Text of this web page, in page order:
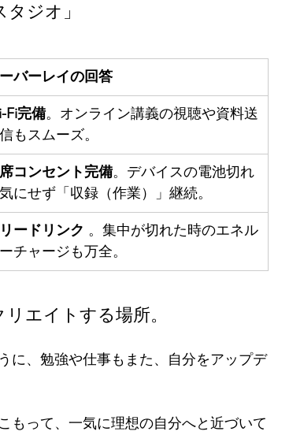
ジオ」
バーレイの回答
Fi完備。オンライン講義の視聴や資料送
もスムーズ。
コンセント完備。デバイスの電池切れ
にせず「収録（作業）」継続。
ードリンク 。集中が切れた時のエネル
チャージも万全。
エイトする場所。
に、勉強や仕事もまた、自分をアップデ
もって、一気に理想の自分へと近づいて